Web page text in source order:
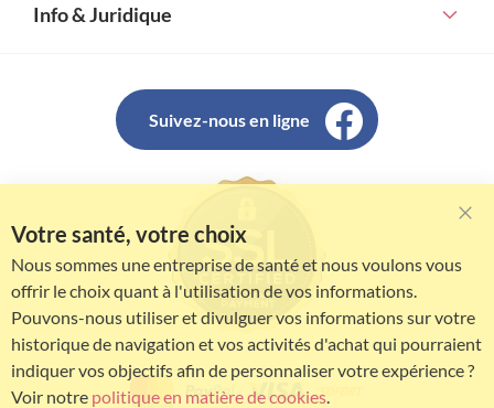
Info & Juridique
Suivez-nous en ligne
Votre santé, votre choix
Nous sommes une entreprise de santé et nous voulons vous
offrir le choix quant à l'utilisation de vos informations.
Pouvons-nous utiliser et divulguer vos informations sur votre
historique de navigation et vos activités d'achat qui pourraient
indiquer vos objectifs afin de personnaliser votre expérience ?
Voir notre politique en matière de cookies.